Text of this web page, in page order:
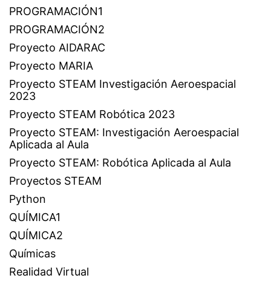
PROGRAMACIÓN1
PROGRAMACIÓN2
Proyecto AIDARAC
Proyecto MARIA
Proyecto STEAM Investigación Aeroespacial
2023
Proyecto STEAM Robótica 2023
Proyecto STEAM: Investigación Aeroespacial
Aplicada al Aula
Proyecto STEAM: Robótica Aplicada al Aula
Proyectos STEAM
Python
QUÍMICA1
QUÍMICA2
Químicas
Realidad Virtual